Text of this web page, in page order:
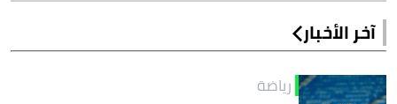
آخر الأخبار
رياضة